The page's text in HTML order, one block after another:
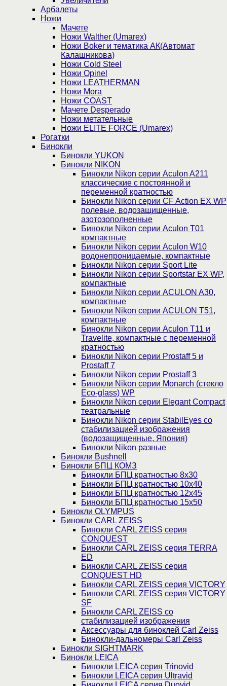
Арбалеты
Ножи
Мачете
Ножи Walther (Umarex)
Ножи Boker и тематика АК(Автомат
Калашникова)
Ножи Cold Steel
Ножи Opinel
Ножи LEATHERMAN
Ножи Mora
Ножи COAST
Мачете Desperado
Ножи метательные
Ножи ELITE FORCE (Umarex)
Рогатки
Бинокли
Бинокли YUKON
Бинокли NIKON
Бинокли Nikon серии Aculon A211
классические с постоянной и
переменной кратностью
Бинокли Nikon серии СF Action EX WP
полевые, водозащищенные,
азотозополненные
Бинокли Nikon серии Aculon T01
компактные
Бинокли Nikon серии Aculon W10
водонепроницаемые, компактные
Бинокли Nikon серии Sport Lite
Бинокли Nikon серии Sportstar EX WP,
компактные
Бинокли Nikon серии ACULON A30,
компактные
Бинокли Nikon серии ACULON Т51,
компактные
Бинокли Nikon серии Aculon T11 и
Travelite, компактные с переменной
кратностью
Бинокли Nikon серии Prostaff 5 и
Prostaff 7
Бинокли Nikon серии Prostaff 3
Бинокли Nikon серии Monarch (стекло
Eco-glass) WP
Бинокли Nikon серии Elegant Compact
театральные
Бинокли Nikon серии StabilEyes со
стабилизацией изображения
(водозащищенные, Япония)
Бинокли Nikon разные
Бинокли Bushnell
Бинокли БПЦ КОМЗ
Бинокли БПЦ кратностью 8х30
Бинокли БПЦ кратностью 10х40
Бинокли БПЦ кратностью 12х45
Бинокли БПЦ кратностью 15х50
Бинокли OLYMPUS
Бинокли CARL ZEISS
Бинокли CARL ZEISS серия
CONQUEST
Бинокли CARL ZEISS серия TERRA
ED
Бинокли CARL ZEISS серия
CONQUEST HD
Бинокли CARL ZEISS серия VICTORY
Бинокли CARL ZEISS серия VICTORY
SF
Бинокли CARL ZEISS со
стабилизацией изображения
Аксессуары для биноклей Carl Zeiss
Бинокли-дальномеры Carl Zeiss
Бинокли SIGHTMARK
Бинокли LEICA
Бинокли LEICA серия Trinovid
Бинокли LEICA серия Ultravid